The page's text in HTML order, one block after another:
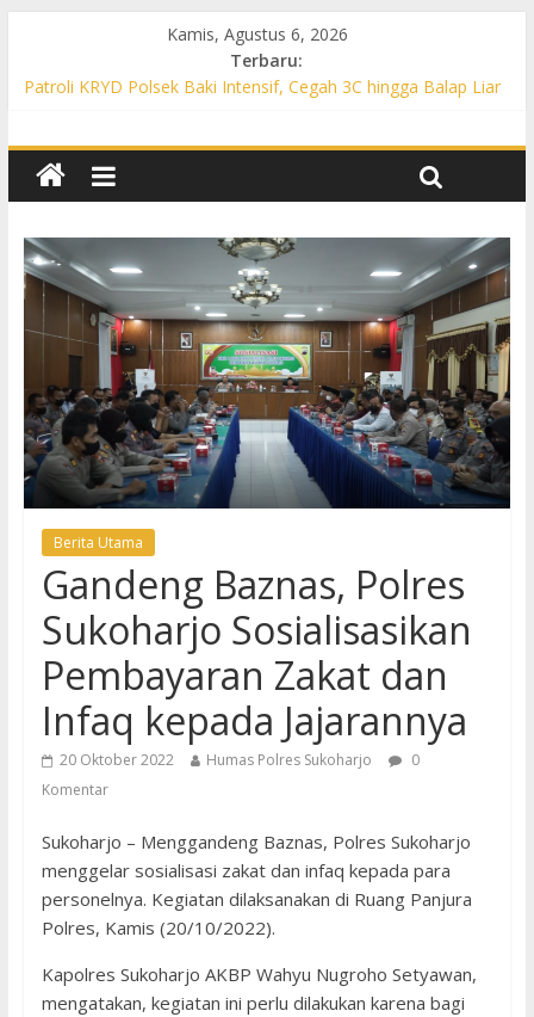
Kamis, Agustus 6, 2026
Terbaru:
Patroli KRYD Polsek Baki Intensif, Cegah 3C hingga Balap Liar
Permukiman, Warga Diajak Aktif Jaga Kamtibmas
Patroli Cegah Karhutla, Polsek Weru Sisir Lahan Kering dan
Patroli Blue Light KRYD Polsek Bendosari Sasar Objek Vital,
Polisi Ajak Warga Waspada dan Cegah Karhutla
Patroli Blue Light KRYD Polsek Kartasura Sasar Titik Rawan,
Cegah Kejahatan 3C
Berita Utama
Gandeng Baznas, Polres
Sukoharjo Sosialisasikan
Pembayaran Zakat dan
Infaq kepada Jajarannya
20 Oktober 2022 Humas Polres Sukoharjo
0
Komentar
Sukoharjo – Menggandeng Baznas, Polres Sukoharjo
menggelar sosialisasi zakat dan infaq kepada para
personelnya. Kegiatan dilaksanakan di Ruang Panjura
Polres, Kamis (20/10/2022).
Kapolres Sukoharjo AKBP Wahyu Nugroho Setyawan,
mengatakan, kegiatan ini perlu dilakukan karena bagi